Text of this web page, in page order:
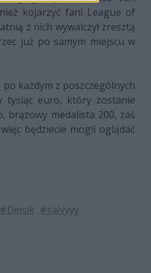
kojarzyć fani League of
z nich wywalczył zresztą
już po samym miejscu w
każdym z poszczególnych
tysiąc euro, który zostanie
brązowy medalista 200, zaś
będziecie mogli oglądać
#Deisik #salvyyy